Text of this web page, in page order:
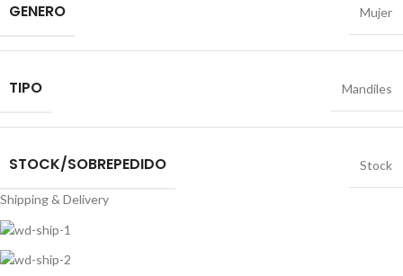
GENERO Mujer
TIPO Mandiles
STOCK/SOBREPEDIDO Stock
Shipping & Delivery